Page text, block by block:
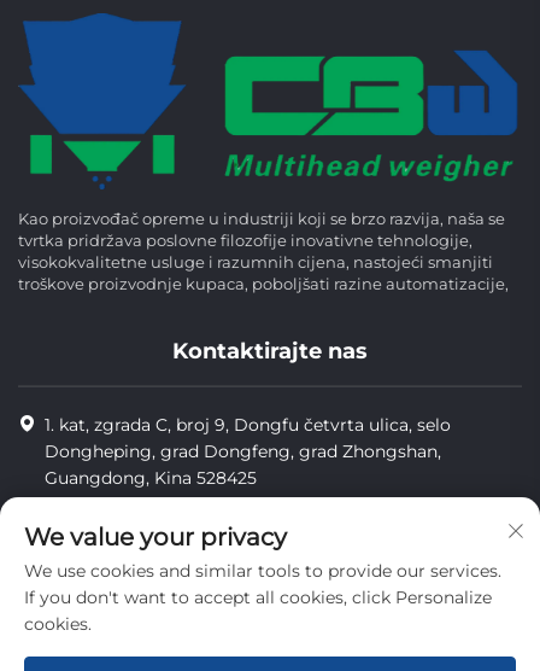
Kao proizvođač opreme u industriji koji se brzo razvija, naša se
tvrtka pridržava poslovne filozofije inovativne tehnologije,
visokokvalitetne usluge i razumnih cijena, nastojeći smanjiti
troškove proizvodnje kupaca, poboljšati razine automatizacije,
Kontaktirajte nas
1. kat, zgrada C, broj 9, Dongfu četvrta ulica, selo
Dongheping, grad Dongfeng, grad Zhongshan,
Guangdong, Kina 528425
[email protected]
We value your privacy
We use cookies and similar tools to provide our services.
If you don't want to accept all cookies, click Personalize
cookies.